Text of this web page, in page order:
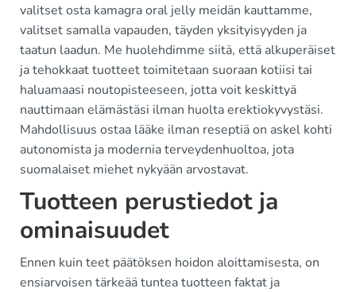
valitset osta kamagra oral jelly meidän kauttamme,
valitset samalla vapauden, täyden yksityisyyden ja
taatun laadun. Me huolehdimme siitä, että alkuperäiset
ja tehokkaat tuotteet toimitetaan suoraan kotiisi tai
haluamaasi noutopisteeseen, jotta voit keskittyä
nauttimaan elämästäsi ilman huolta erektiokyvystäsi.
Mahdollisuus ostaa lääke ilman reseptiä on askel kohti
autonomista ja modernia terveydenhuoltoa, jota
suomalaiset miehet nykyään arvostavat.
Tuotteen perustiedot ja
ominaisuudet
Ennen kuin teet päätöksen hoidon aloittamisesta, on
ensiarvoisen tärkeää tuntea tuotteen faktat ja